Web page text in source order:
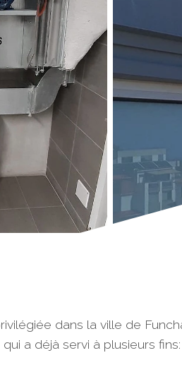
dans la ville de
a déjà servi à plusieurs